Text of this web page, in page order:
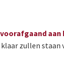
zullen staan